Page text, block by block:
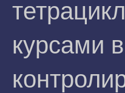
курсами